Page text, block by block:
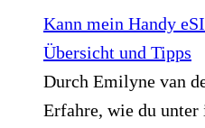
Kann mein Handy
Übersicht und Tipps
Durch Emilyne van
Erfahre, wie du